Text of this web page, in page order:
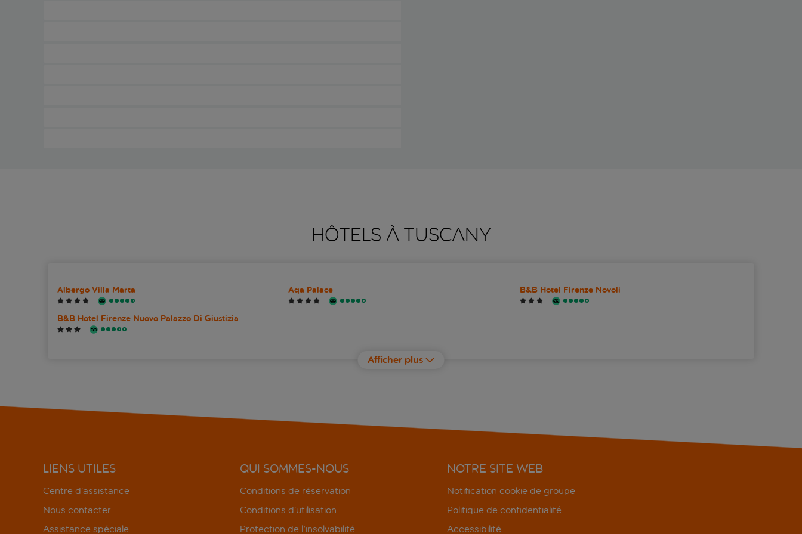
HÔTELS À TUSCANY
Albergo Villa Marta Aqa Palace B&B Hotel Firenze Novoli
B&B Hotel Firenze Nuovo Palazzo Di Giustizia
Grand Hotel Cavour
Hôtel Cimabue Hotel Continentale Lungarno Collection Hotel della Signoria
Afficher plus
LIENS UTILES
Centre d’assistance
Nous contacter
Assistance spéciale
QUI SOMMES-NOUS
Conditions de réservation
Conditions d’utilisation
Protection de l'insolvabilité
NOTRE SITE WEB
Notification cookie de groupe
Politique de confidentialité
Accessibilité